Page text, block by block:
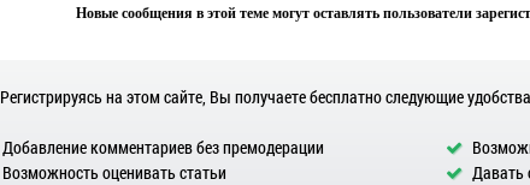
Новые сообщения в этой теме могут оставлять пользователи
Регистрируясь на этом сайте, Вы получаете бесплатно следующие
Добавление комментариев без премодерации
Возможность оценивать статьи
Давать